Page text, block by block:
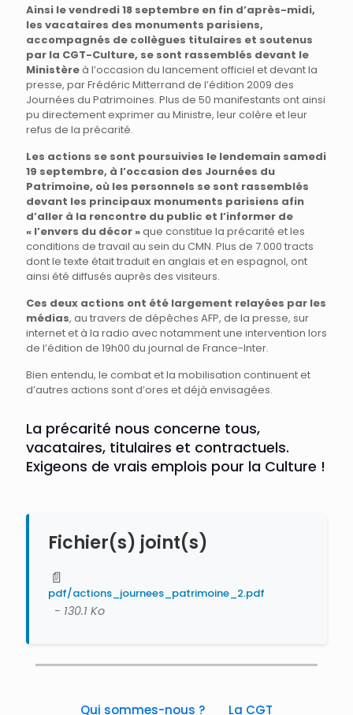
Ainsi le vendredi 18 septembre en fin d’après-midi,
les vacataires des monuments parisiens,
accompagnés de collègues titulaires et soutenus
par la CGT-Culture, se sont rassemblés devant le
Ministèreà l’occasion du lancement officiel et devant la
presse, par Frédéric Mitterrand de l’édition 2009 des
Journées du Patrimoines. Plus de 50 manifestants ont ainsi
pu directement exprimer au Ministre, leur colère et leur
refus de la précarité.
Les actions se sont poursuivies le lendemain samedi
19 septembre, à l’occasion des Journées du
Patrimoine, où les personnels se sont rassemblés
devant les principaux monuments parisiens afin
d’aller à la rencontre du public et l’informer de
« l’envers du décor »que constitue la précarité et les
conditions de travail au sein du CMN. Plus de 7.000 tracts
dont le texte était traduit en anglais et en espagnol, ont
ainsi été diffusés auprès des visiteurs.
Ces deux actions ont été largement relayées par les
médias, au travers de dépêches AFP, de la presse, sur
internet et à la radio avec notamment une intervention lors
de l’édition de 19h00 du journal de France-Inter.
Bien entendu, le combat et la mobilisation continuent et
d’autres actions sont d’ores et déjà envisagées.
La précarité nous concerne tous,
vacataires, titulaires et contractuels.
Exigeons de vrais emplois pour la Culture !
Fichier(s) joint(s)
📄
pdf/actions_journees_patrimoine_2.pdf
- 130.1 Ko
Qui sommes-nous ? La CGT